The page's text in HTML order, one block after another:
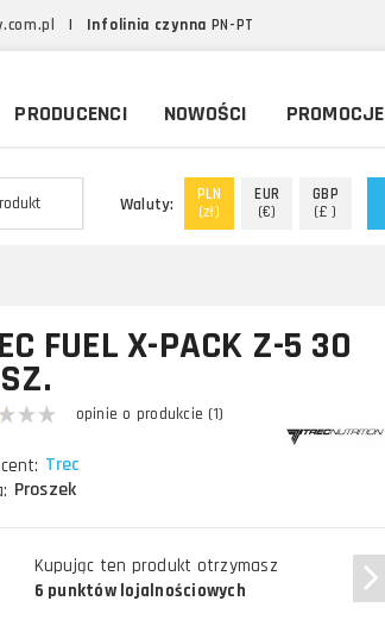
| Infolinia czynna PN-PT
PRODUCENCI NOWOŚCI PROMOCJE
Waluty:
PLN
(zł)
EUR
(€)
GBP
(£ )
FUEL X-PACK Z-5 30
opinie o produkcie (1)
Trec
Proszek
Kupując ten produkt otrzymasz
6 punktów lojalnościowych